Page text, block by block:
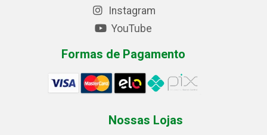
Instagram
YouTube
Formas de Pagamento
Nossas Lojas